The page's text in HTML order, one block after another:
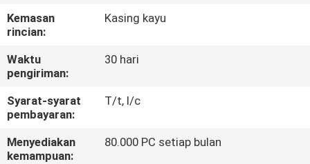
KONTROL
KUALITAS
HUBUNGI
KAMI
BERITA
Kemasan
rincian:
Kasing kayu
Waktu
pengiriman:
30 hari
Syarat-syarat
pembayaran:
T/t, l/c
Menyediakan
kemampuan:
80.000 PC setiap bulan